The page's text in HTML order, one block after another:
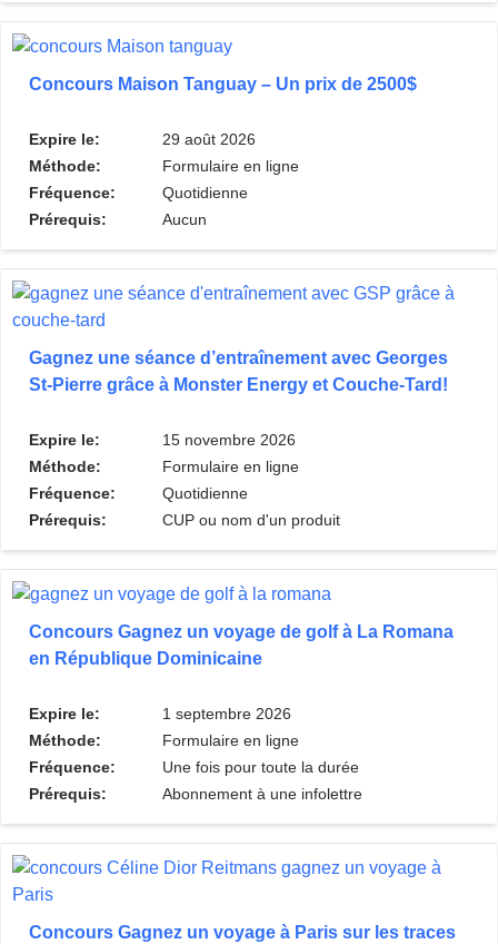
Concours Maison Tanguay – Un prix de 2500$
Expire le:
29 août 2026
Méthode:
Formulaire en ligne
Fréquence:
Quotidienne
Prérequis:
Aucun
Gagnez une séance d’entraînement avec Georges
St-Pierre grâce à Monster Energy et Couche-Tard!
Expire le:
15 novembre 2026
Méthode:
Formulaire en ligne
Fréquence:
Quotidienne
Prérequis:
CUP ou nom d'un produit
Concours Gagnez un voyage de golf à La Romana
en République Dominicaine
Expire le:
1 septembre 2026
Méthode:
Formulaire en ligne
Fréquence:
Une fois pour toute la durée
Prérequis:
Abonnement à une infolettre
Concours Gagnez un voyage à Paris sur les traces